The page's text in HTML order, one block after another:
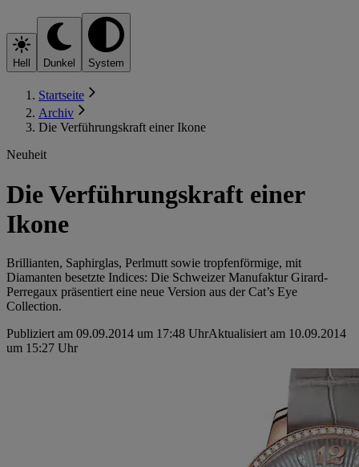
Hell Dunkel System
Startseite
Archiv
Die Verführungskraft einer Ikone
Neuheit
Die Verführungskraft einer
Ikone
Brillianten, Saphirglas, Perlmutt sowie tropfenförmige, mit
Diamanten besetzte Indices: Die Schweizer Manufaktur Girard-
Perregaux präsentiert eine neue Version aus der Cat’s Eye
Collection.
Publiziert am 09.09.2014 um 17:48 UhrAktualisiert am 10.09.2014
um 15:27 Uhr